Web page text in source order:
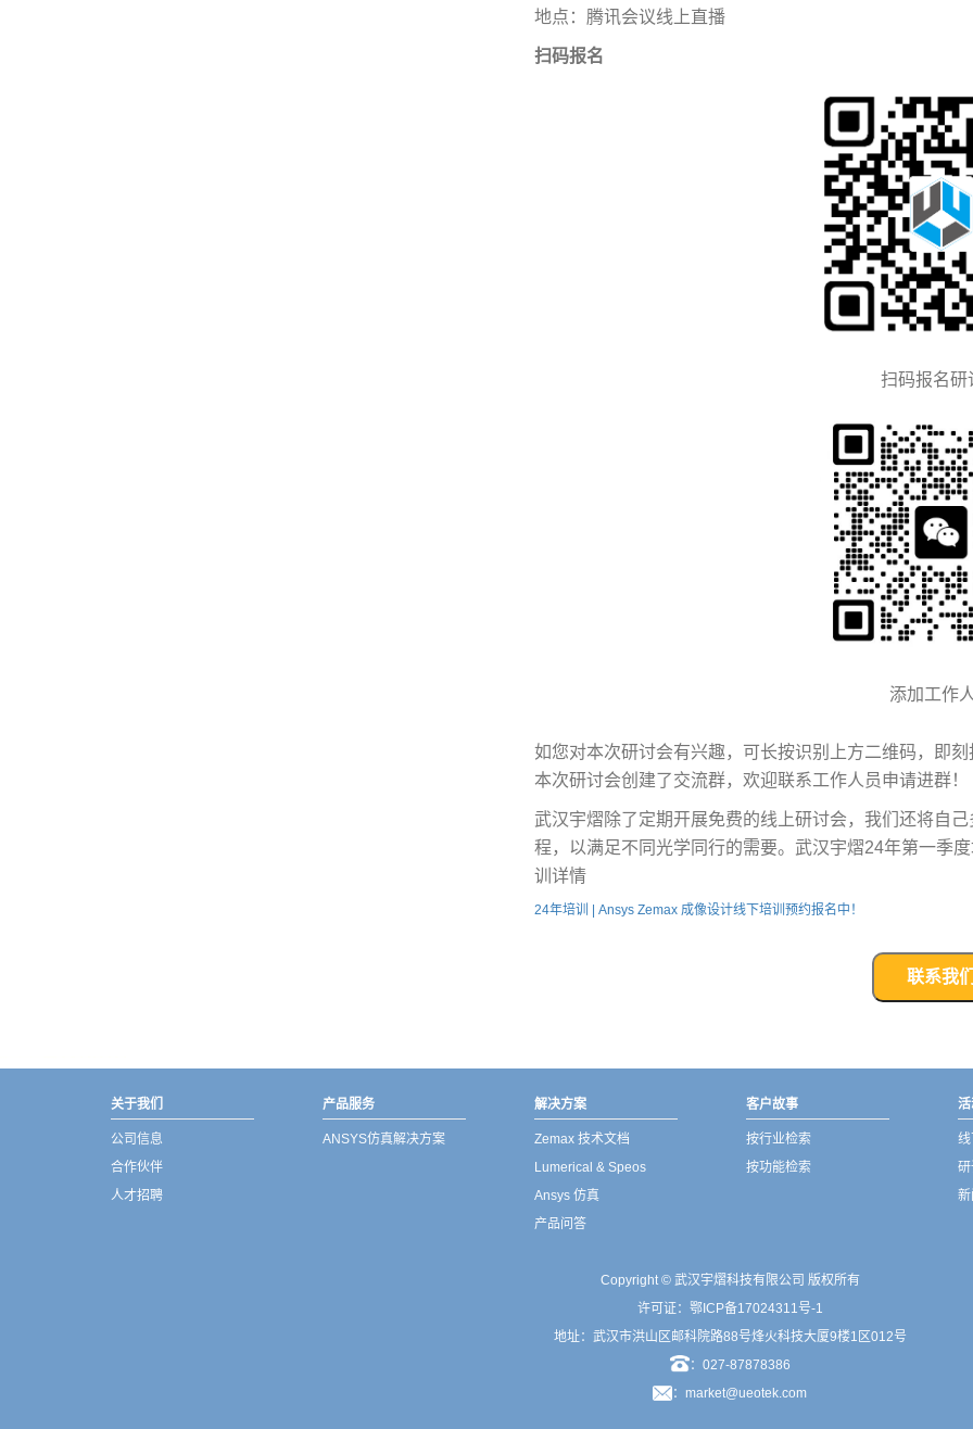
地点：腾讯会议线上直播
扫码报名
扫码报名研
添加工作
如您对本次研讨会有兴趣，可长按识别上方二维码，即
本次研讨会创建了交流群，欢迎联系工作人员申请进群！
武汉宇熠除了定期开展免费的线上研讨会，我们还将自
程，以满足不同光学同行的需要。武汉宇熠24年第一季
训详情
24年培训 | Ansys Zemax 成像设计线下培训预约报名中！
联系我
关于我们
公司信息
合作伙伴
人才招聘
产品服务
ANSYS仿真解决方案
解决方案
Zemax 技术文档
Lumerical & Speos
Ansys 仿真
产品问答
客户故事
按行业检索
按功能检索
Copyright © 武汉宇熠科技有限公司 版权所有
许可证： 鄂ICP备17024311号-1
地址：武汉市洪山区邮科院路88号烽火科技大厦9楼1区012号
：027-87878386
：market@ueotek.com